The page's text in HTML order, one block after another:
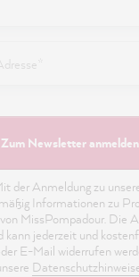
Zum Newsletter anmelden
der Anmeldung zu
Informationen zu
MissPompadour. Die
kann jederzeit und
E-Mail widerrufen